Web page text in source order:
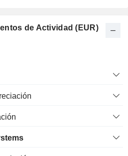
de Actividad (EUR)